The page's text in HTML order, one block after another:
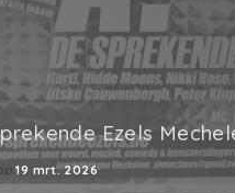
Ezels
19 mrt. 2026